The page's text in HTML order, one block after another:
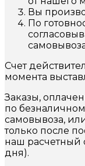
Вы
По
Счет
момента
Заказы,
по
самовывоза,
только после
наш расчетный
дня).